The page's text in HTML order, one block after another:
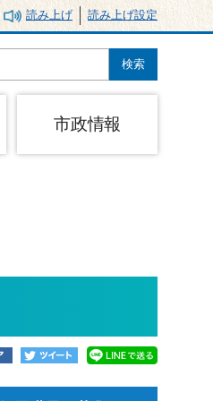
読み上げ 読み上げ設定
市政情報